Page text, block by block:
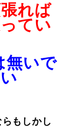
れば
てい
無いで
もしかし